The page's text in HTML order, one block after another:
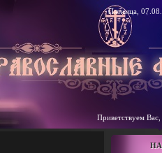
Пятница,
Приветствуем Вас